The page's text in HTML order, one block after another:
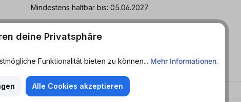
Mindestens haltbar bis: 05.06.2027
Nährwerte
Durchschnittliche Nährwerte
Fett
deine Privatsphäre
Funktionalität bieten zu können... Mehr Informationen.
Alle Cookies akzeptieren